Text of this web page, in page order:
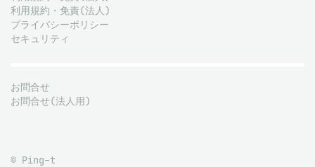
利用規約・免責(法人)
プライバシーポリシー
セキュリティ
お問合せ
お問合せ(法人用)
© Ping-t